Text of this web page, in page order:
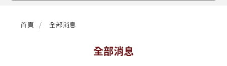
法規修訂
首頁 全部消息
全部消息